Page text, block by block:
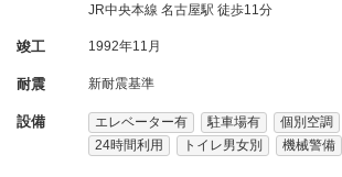
JR中央本線 名古屋駅 徒歩11分
竣工 1992年11月
耐震 新耐震基準
設備 エレベーター有 駐車場有 個別空調
24時間利用
トイレ男女別 機械警備